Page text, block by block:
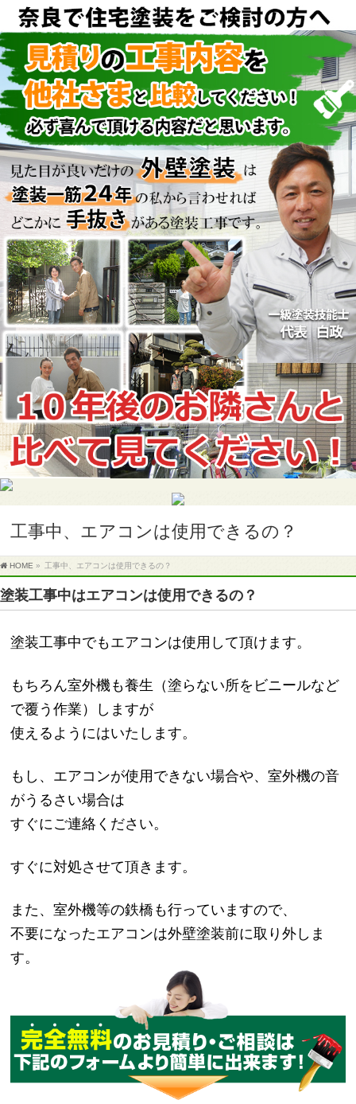
工事中、エアコンは使用できるの？
HOME » 工事中、エアコンは使用できるの？
塗装工事中はエアコンは使用できるの？
塗装工事中でもエアコンは使用して頂けます。
もちろん室外機も養生（塗らない所をビニールなど
で覆う作業）しますが
使えるようにはいたします。
もし、エアコンが使用できない場合や、室外機の音
がうるさい場合は
すぐにご連絡ください。
すぐに対処させて頂きます。
また、室外機等の鉄橋も行っていますので、
不要になったエアコンは外壁塗装前に取り外しま
す。